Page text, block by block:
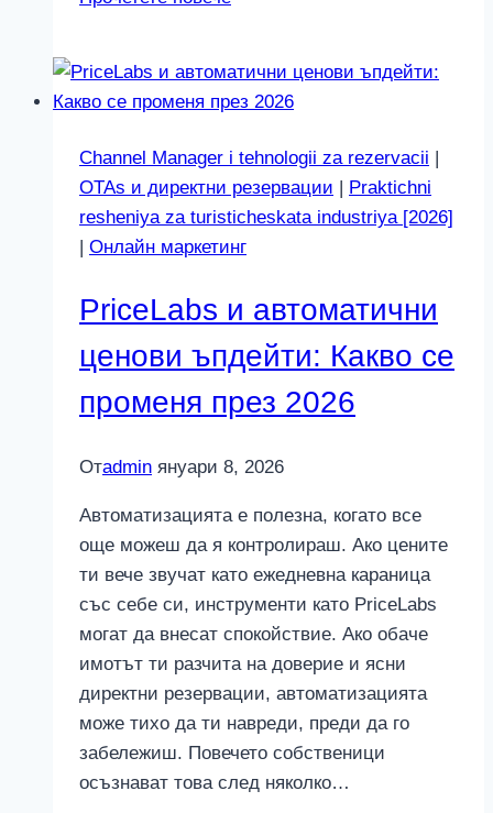
сайта
е
важна
от
дизайна
за
в
2026
Channel Manager i tehnologii za rezervacii
OTAs и директни резервации
Praktichni
resheniya za turisticheskata industriya [2026]
Онлайн маркетинг
PriceLabs и автоматични
ценови ъпдейти: Какво се
променя през 2026
Отadmin януари 8, 2026
Автоматизацията е полезна, когато все
още можеш да я контролираш. Ако цените
ти вече звучат като ежедневна караница
със себе си, инструменти като PriceLabs
могат да внесат спокойствие. Ако обаче
имотът ти разчита на доверие и ясни
директни резервации, автоматизацията
може тихо да ти навреди, преди да го
забележиш. Повечето собственици
осъзнават това след няколко…